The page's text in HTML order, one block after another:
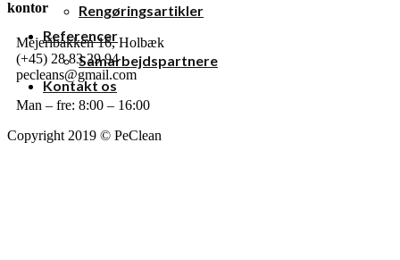
Rengøringsartikler
Referencer
Samarbejdspartnere
Kontakt os
kontor
Mejeribakken 16, Holbæk
(+45) 28 83 29 94
pecleans@gmail.com
Man – fre: 8:00 – 16:00
Copyright 2019 © PeClean